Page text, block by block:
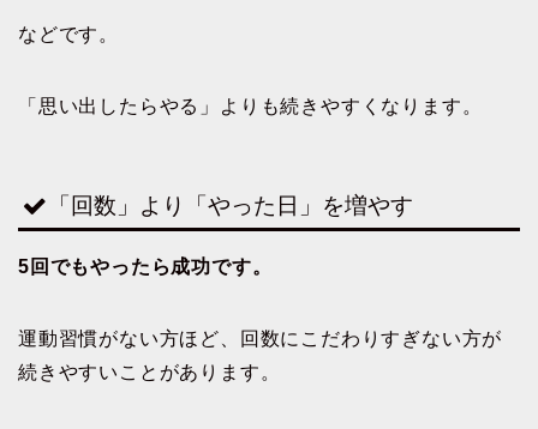
などです。
「思い出したらやる」よりも続きやすくなります。
「回数」より「やった日」を増やす
5回でもやったら成功です。
運動習慣がない方ほど、回数にこだわりすぎない方が
続きやすいことがあります。